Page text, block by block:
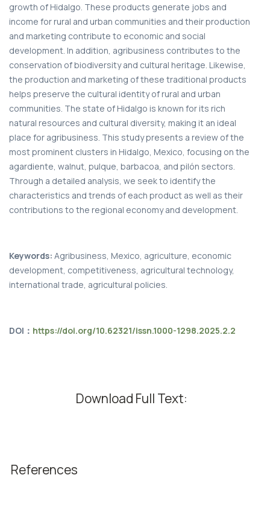
growth of Hidalgo. These products generate jobs and
income for rural and urban communities and their production
and marketing contribute to economic and social
development. In addition, agribusiness contributes to the
conservation of biodiversity and cultural heritage. Likewise,
the production and marketing of these traditional products
helps preserve the cultural identity of rural and urban
communities. The state of Hidalgo is known for its rich
natural resources and cultural diversity, making it an ideal
place for agribusiness. This study presents a review of the
most prominent clusters in Hidalgo, Mexico, focusing on the
agardiente, walnut, pulque, barbacoa, and pilón sectors.
Through a detailed analysis, we seek to identify the
characteristics and trends of each product as well as their
contributions to the regional economy and development.
Keywords: Agribusiness, Mexico, agriculture, economic
development, competitiveness, agricultural technology,
international trade, agricultural policies.
DOI： https://doi.org/10.62321/issn.1000-1298.2025.2.2
Download Full Text:
References